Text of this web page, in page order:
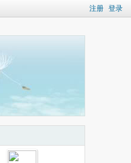
注册 登录